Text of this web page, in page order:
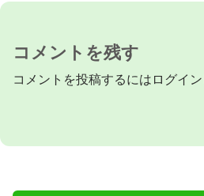
コメントを残す
コメントを投稿するには ログイン